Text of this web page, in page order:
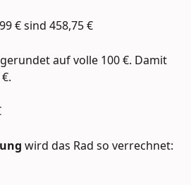
€ sind 458,75 €
auf volle 100 €. Damit
wird das Rad so verrechnet: